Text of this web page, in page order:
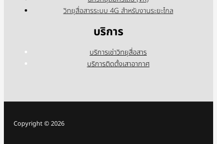
วิทยุสื่อสารระบบ 4G สำหรับงานระยะไกล
บริการ
บริการเช่าวิทยุสื่อสาร
บริการติดตั้งเสาอากาศ
Copyright © 2026